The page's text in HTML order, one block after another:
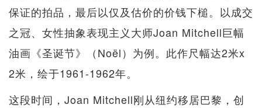
保证的拍品，最后以仅及估价的价钱下槌。以成交
之冠、女性抽象表现主义大师Joan Mitchell巨幅
油画《圣诞节》（Noël）为例。此作尺幅达2米x
2米，绘于1961-1962年。
这段时间，Joan Mitchell刚从纽约移居巴黎，创